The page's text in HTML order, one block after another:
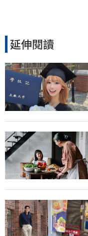
延伸閱讀